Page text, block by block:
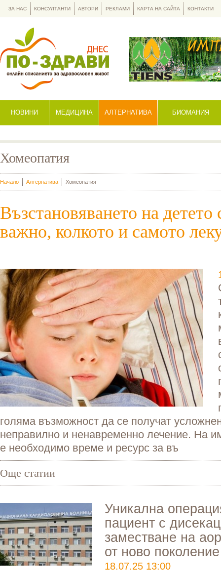
НОВИНИ МЕДИЦИНА АЛТЕРНАТИВА БИОМАНИЯ
ЗА НАС КОНСУЛТАНТИ АВТОРИ РЕКЛАМИ КАРТА НА САЙТА КОНТАКТИ
Хомеопатия
Начало Алтернатива Хомеопатия
Възстановяването на детето
важно, колкото и самото
голяма възможност да се получат
неправилно и ненавременно лечение. На
е необходимо време и ресурс за въ
Още статии
Уникална
пациент с
заместване на
от ново
18.07.25 13:00